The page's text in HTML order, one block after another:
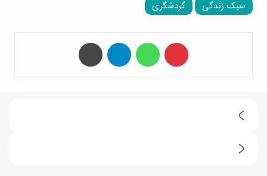
سبک زندگی گردشگری
5